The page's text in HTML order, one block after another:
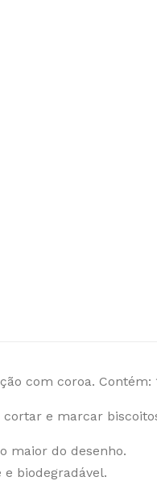
com coroa.
e marcar
maior do desenho.
biodegradável.